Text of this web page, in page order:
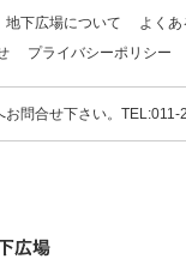
地下広場について
よく
プライバシーポリシー
問合せ下さい。